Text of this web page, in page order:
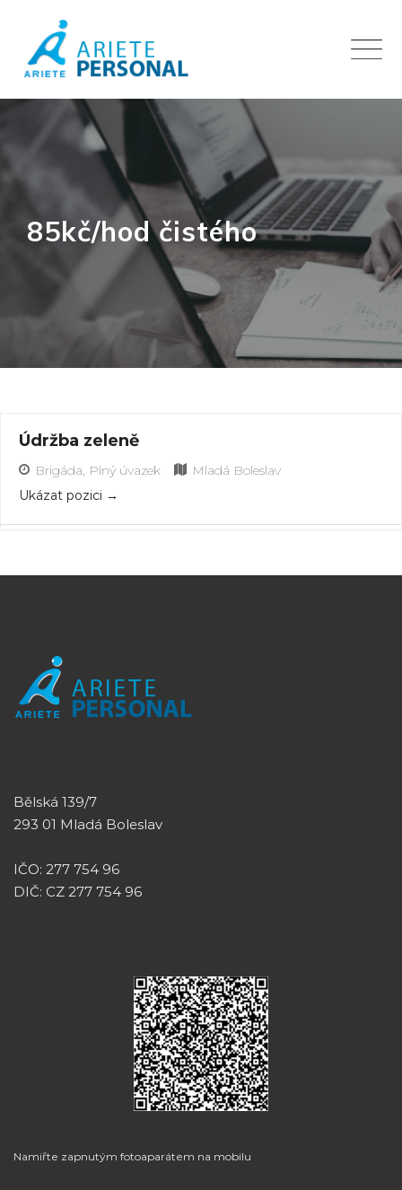
content
85kč/hod čistého
Údržba zeleně
Brigáda Plný úvazek
Mladá Boleslav
Ukázat pozici
Bělská 139/7
293 01 Mladá Boleslav
IČO: 277 754 96
DIČ: CZ 277 754 96
Namiřte zapnutým fotoaparátem na mobilu